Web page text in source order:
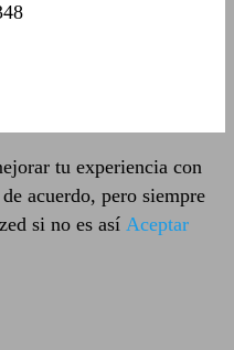
tu experiencia con
acuerdo, pero siempre
si no es así Aceptar